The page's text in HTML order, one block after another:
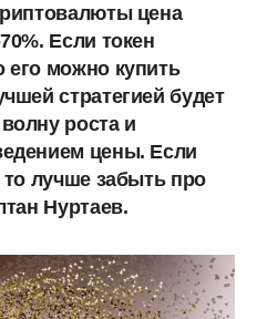
цена
Если токен
его можно купить
стратегией будет
роста и
цены. Если
то лучше забыть про
Нуртаев.